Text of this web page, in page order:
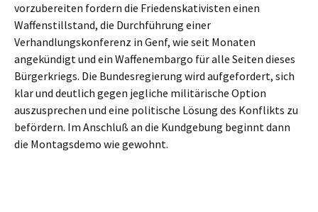
vorzubereiten fordern die Friedenskativisten einen
Waffenstillstand, die Durchführung einer
Verhandlungskonferenz in Genf, wie seit Monaten
angekündigt und ein Waffenembargo für alle Seiten dieses
Bürgerkriegs. Die Bundesregierung wird aufgefordert, sich
klar und deutlich gegen jegliche militärische Option
auszusprechen und eine politische Lösung des Konflikts zu
befördern. Im Anschluß an die Kundgebung beginnt dann
die Montagsdemo wie gewohnt.